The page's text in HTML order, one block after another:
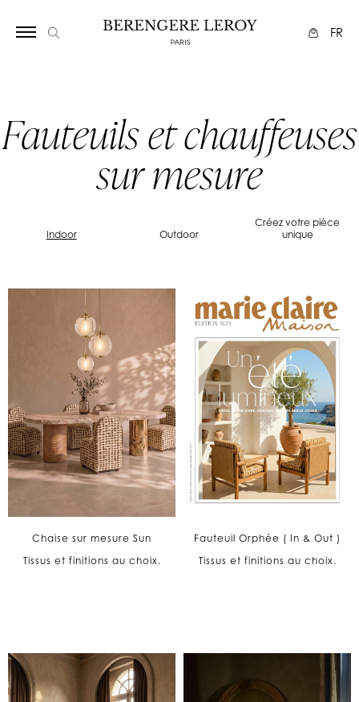
FR
Fauteuils et chauffeuses
sur mesure
Indoor Outdoor
Créez votre pièce
unique
Chaise sur mesure Sun
Tissus et finitions au choix.
Fauteuil Orphée ( In & Out )
Tissus et finitions au choix.